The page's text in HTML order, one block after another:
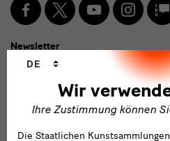
Wir
Ihre Zustimmung können
DE
Die Staatlichen
und
Newsletter
Facebook
X Youtube
Newsletter
Adresse
Anmelden